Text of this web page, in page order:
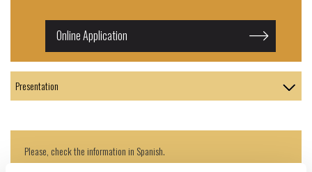
Online Application
Please, check the information in Spanish.